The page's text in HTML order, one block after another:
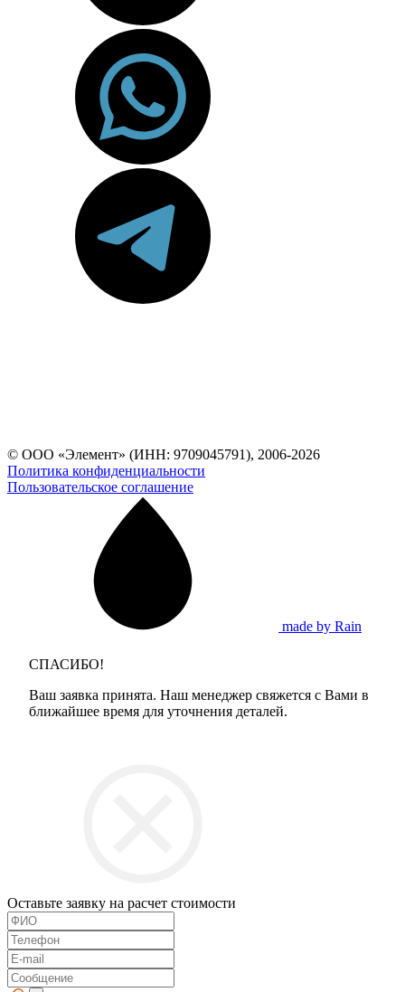
© ООО «Элемент» (ИНН: 9709045791), 2006-2026
Политика конфиденциальности
Пользовательское соглашение
made by Rain
СПАСИБО!
Ваш заявка принята. Наш менеджер свяжется с Вами в
ближайшее время для уточнения деталей.
Оставьте заявку на расчет стоимости